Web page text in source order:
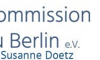
Doetz